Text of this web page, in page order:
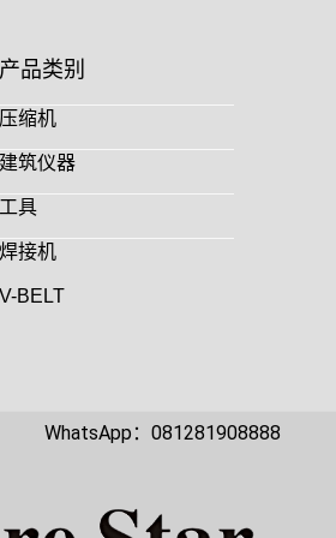
产品类别
压缩机
建筑仪器
工具
焊接机
V-BELT
WhatsApp：081281908888